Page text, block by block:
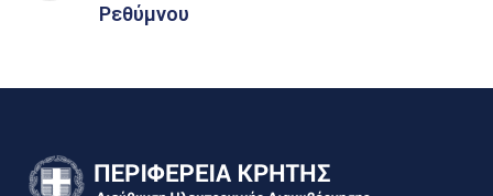
Ρεθύμνου